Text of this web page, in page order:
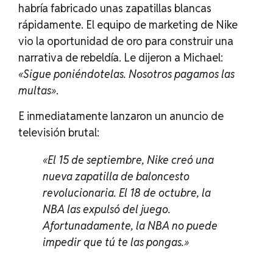
habría fabricado unas zapatillas blancas
rápidamente. El equipo de marketing de Nike
vio la oportunidad de oro para construir una
narrativa de rebeldía. Le dijeron a Michael:
«Sigue poniéndotelas. Nosotros pagamos las
multas».
E inmediatamente lanzaron un anuncio de
televisión brutal:
«El 15 de septiembre, Nike creó una
nueva zapatilla de baloncesto
revolucionaria. El 18 de octubre, la
NBA las expulsó del juego.
Afortunadamente, la NBA no puede
impedir que tú te las pongas.»